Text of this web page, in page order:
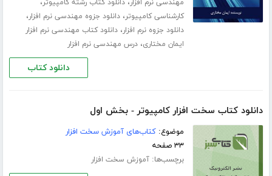
مهندسی نرم افزار،دانلود کتاب رشته کامپیوتر،
کارشناسی کامپیوتر،دانلود جزوه مهندسی نرم افزار،
دانلود جزوه نرم افزار،دانلود کتاب مهندسی نرم افزار
ایمان مختاری،درس مهندسی نرم افزار
دانلود کتاب
دانلود کتاب سخت افزار کامپیوتر - بخش اول
موضوع:کتاب‌های آموزش سخت افزار
۳۳ صفحه
برچسب‌ها:آموزش سخت افزار